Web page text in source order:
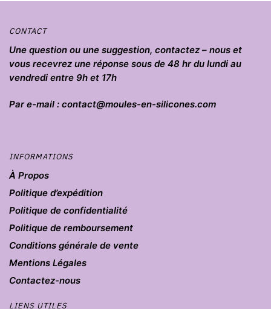
CONTACT
Une question ou une suggestion, contactez – nous et
vous recevrez une réponse sous de 48 hr du lundi au
vendredi entre 9h et 17h
Par e-mail : contact@moules-en-silicones.com
INFORMATIONS
À Propos
Politique d’expédition
Politique de confidentialité
Politique de remboursement
Conditions générale de vente
Mentions Légales
Contactez-nous
LIENS UTILES